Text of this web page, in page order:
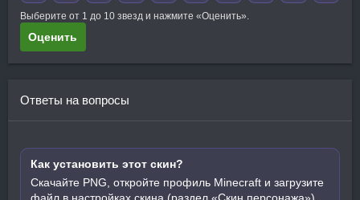
Выберите от 1 до 10 звезд и нажмите «Оценить».
Оценить
Ответы на вопросы
Как установить этот скин?
Скачайте PNG, откройте профиль Minecraft и загрузите